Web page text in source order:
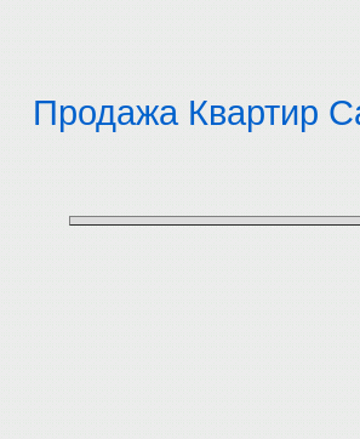
Продажа Квартир